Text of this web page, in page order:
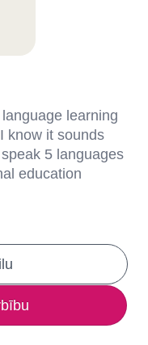
learning
know it sounds
5 languages
education